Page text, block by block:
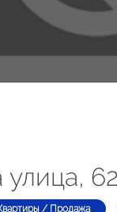
/ Продажа